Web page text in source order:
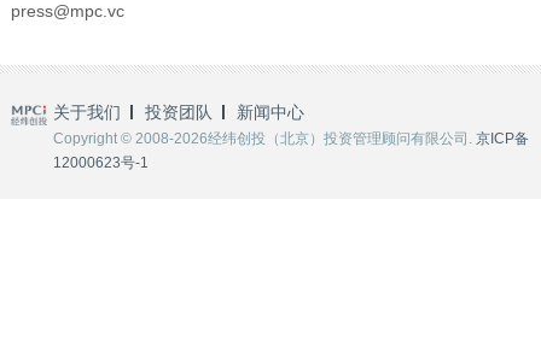
press@mpc.vc
关于我们 投资团队 新闻中心
Copyright © 2008-2026经纬创投（北京）投资管理顾问有限公司. 京ICP备
12000623号-1